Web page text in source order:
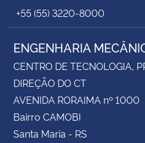
+55 (55) 3220-8000
ENGENHARIA
CENTRO DE TECNOLOGIA,
DIREÇÃO DO CT
AVENIDA RORAIMA nº 1000
Bairro CAMOBI
Santa Maria - RS